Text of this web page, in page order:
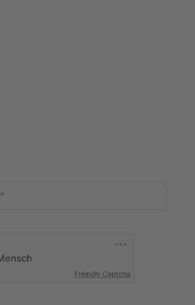
Friendly Captcha